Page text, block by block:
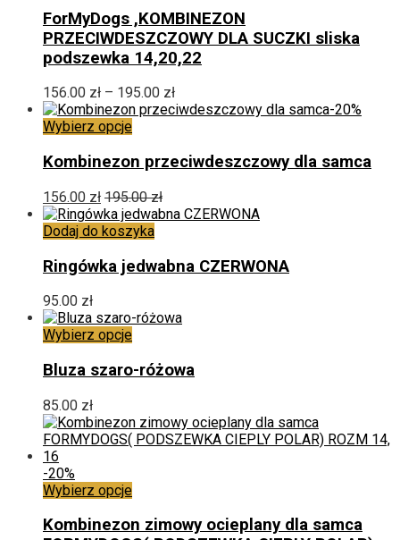
ma
wiele
wariantów.
Opcje
można
wybrać
na
stronie
ForMyDogs ,KOMBINEZON
PRZECIWDESZCZOWY DLA SUCZKI sliska
podszewka 14,20,22
156.00 zł – 195.00 złZakres
cen:
do
-20%
Wybierz opcjeTen
ma
wariantów.
Opcje
można
wybrać
na
stronie
Kombinezon przeciwdeszczowy dla samca
156.00 zł 195.00zł
Dodaj do koszyka
Ringówka jedwabna CZERWONA
95.00 zł
Wybierz opcjeTen
ma
Opcje
można
wybrać
stronie
produktu
Bluza szaro-różowa
85.00 zł
-20%
Wybierz opcjeTen
ma
Kombinezon zimowy ocieplany dla samca